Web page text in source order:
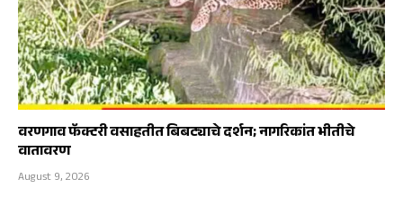
वरणगाव फॅक्टरी वसाहतीत बिबट्याचे दर्शन; नागरिकांत भीतीचे
वातावरण
August 9, 2026